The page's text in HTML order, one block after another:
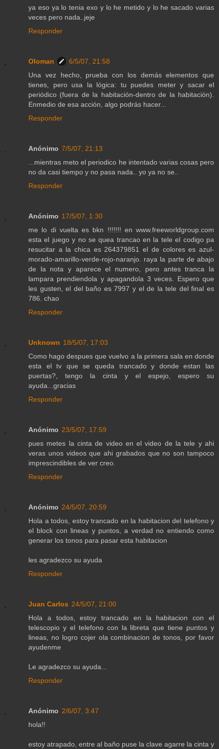
ya eso ya lo tenia exo y lo he metido y lo he sacado varias
veces pero nada..jeje
Responder
Oloman
6/5/07, 21:58
Una vez hecho, prueba con los demás elementos que
tienes, pero usa la lógica: tu puedes meter y sacar el
periódico (fuera de la habitación-dentro de la habitación).
Enmedio de esa acción, algo podrás hacer...
Responder
Anónimo 7/5/07, 21:13
...mientras meto el periodico he intentado varias cosas pero
no da casi tiempo y no pasa nada.. yo ya no se..
Responder
Anónimo 17/5/07, 1:30
me lo di vuelta es bkn !!!!!!! en www.freeworldgroup.com
esta el juego y no se quea trancao en la tele el codigo pa
resucitar a la chica es 264379851 el de colores es azul-
morado-amarillo-verde-rojo-naranjo. raya la parte de abajo
de la nota y aparece el numero, pero antes tranca la
lampara prendiendola y apagandola 3 veces. Espero que
les gusten, el del baño es 7997 y el de la tele del final es
786. chao
Responder
Unknown 18/5/07, 17:03
Como hago despues que vuelvo a la primera sala en donde
esta el tv que se queda trancado y donde estan las
puertas?, tengo la cinta y el espejo, espero su
ayuda...gracias
Responder
Anónimo 23/5/07, 17:59
pues metes la cinta de video en el video de la tele y ahi
veras unos videos que ahi grabados que no son tampoco
imprescindibles de ver creo.
Responder
Anónimo 24/5/07, 20:59
Hola a todos, estoy trancado en la habitacion del telefono y
el block con lineas y puntos, a verdad no entiendo como
generar los tonos para pasar esta habitacion
les agradezco su ayuda
Responder
Juan Carlos 24/5/07, 21:00
Hola a todos, estoy trancado en la habitacion con el
telescopio y el telefono con la libreta que tiene puntos y
lineas, no logro cojer ola combinacion de tonos, por favor
ayudenme
Le agradezco su ayuda...
Responder
Anónimo 2/6/07, 3:47
hola!!
estoy atrapado, entre al baño puse la clave agarre la cinta y